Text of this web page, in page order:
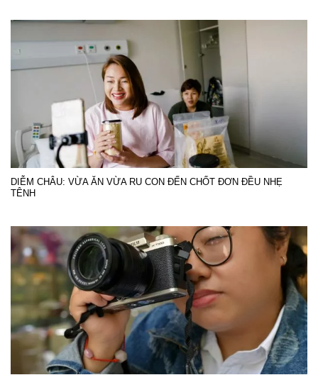
DIỄM CHÂU: VỪA ĂN VỪA RU CON ĐẾN CHỐT ĐƠN ĐỀU NHẸ
TÊNH